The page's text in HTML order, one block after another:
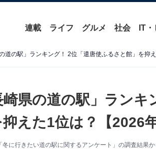
連載 ライフ グルメ 社会 IT
県の道の駅」ランキ
えた1位は？【2026年
に行きたい道の駅に関するアンケート」の調査結果